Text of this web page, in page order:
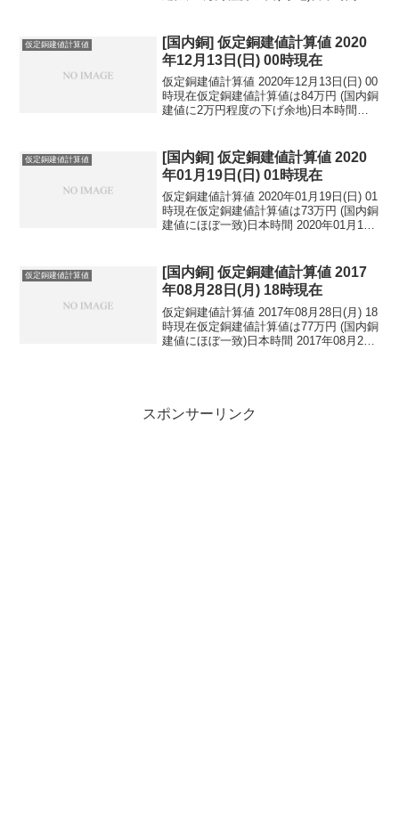
民元：1...
仮定銅建値計算値
[国内銅] 仮定銅建値計算値 2020
年12月13日(日) 00時現在
仮定銅建値計算値 2020年12月13日(日) 00
時現在仮定銅建値計算値は84万円 (国内銅
建値に2万円程度の下げ余地)日本時間
民元：1...
仮定銅建値計算値
[国内銅] 仮定銅建値計算値 2020
年01月19日(日) 01時現在
仮定銅建値計算値 2020年01月19日(日) 01
時現在仮定銅建値計算値は73万円 (国内銅
建値にほぼ一致)日本時間 2020年01月19
円...
仮定銅建値計算値
[国内銅] 仮定銅建値計算値 2017
年08月28日(月) 18時現在
仮定銅建値計算値 2017年08月28日(月) 18
時現在仮定銅建値計算値は77万円 (国内銅
建値にほぼ一致)日本時間 2017年08月28
スポンサーリンク